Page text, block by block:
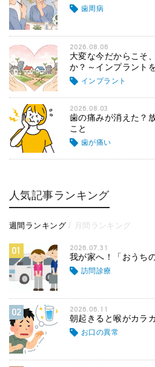
歯周病
2026.08.06
大変な今だからこそ
か？～インプラント
インプラント
2026.08.03
歯の痛みが消えた？
こと
歯が痛い
人気記事ランキング
週間ランキング 月間ランキング
01 2026.07.31
我が家へ！「おうち
訪問診療
02 2026.06.11
朝起きると喉がカラ
お口の異常